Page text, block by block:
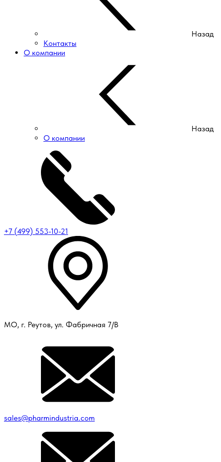
Назад
Контакты
О компании
Назад
О компании
+7 (499) 553-10-21
МО, г. Реутов, ул. Фабричная 7/В
sales@pharmindustria.com